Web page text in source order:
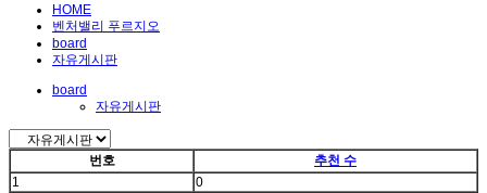
HOME
벤처밸리 푸르지오
board
자유게시판
board
자유게시판
번호
추천 수
1
0